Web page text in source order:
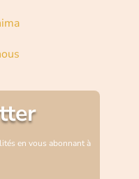
en vous abonnant à